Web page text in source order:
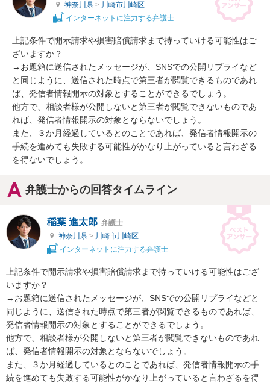
神奈川県 > 川崎市川崎区
インターネットに注力する弁護士
上記条件で開示請求や損害賠償請求まで持っていける可能性はご
ざいますか？
→お題箱に送信されたメッセージが、SNSでの公開リプライなど
と同じように、送信された時点で第三者が閲覧できるものであれ
ば、発信者情報開示の対象とすることができるでしょう。
他方で、相談者様が公開しないと第三者が閲覧できないものであ
れば、発信者情報開示の対象とならないでしょう。
また、３か月経過しているとのことであれば、発信者情報開示の
手続を進めても失敗する可能性がかなり上がっていると言わざる
を得ないでしょう。
弁護士からの回答タイムライン
稲葉 進太郎 弁護士
神奈川県 > 川崎市川崎区
インターネットに注力する弁護士
上記条件で開示請求や損害賠償請求まで持っていける可能性はござ
いますか？
→お題箱に送信されたメッセージが、SNSでの公開リプライなどと
同じように、送信された時点で第三者が閲覧できるものであれば、
発信者情報開示の対象とすることができるでしょう。
他方で、相談者様が公開しないと第三者が閲覧できないものであれ
ば、発信者情報開示の対象とならないでしょう。
また、３か月経過しているとのことであれば、発信者情報開示の手
続を進めても失敗する可能性がかなり上がっていると言わざるを得